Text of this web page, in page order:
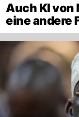
Auch KI von
eine andere